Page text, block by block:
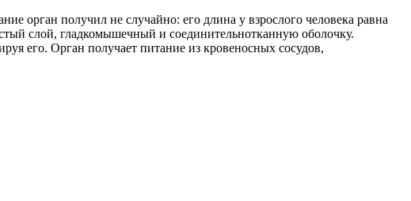
орган получил не случайно: его длина у взрослого человека равна
слой, гладкомышечный и соединительнотканную оболочку.
его. Орган получает питание из кровеносных сосудов,